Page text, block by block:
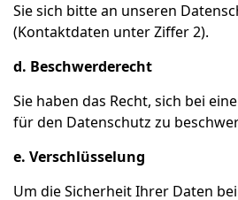
Sie sich bitte an unseren
(Kontaktdaten unter Ziffer 2).
d. Beschwerderecht
Sie haben das Recht, sich bei
für den Datenschutz zu
e. Verschlüsselung
Um die Sicherheit Ihrer Daten